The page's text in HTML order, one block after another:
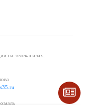
на телеканалах,